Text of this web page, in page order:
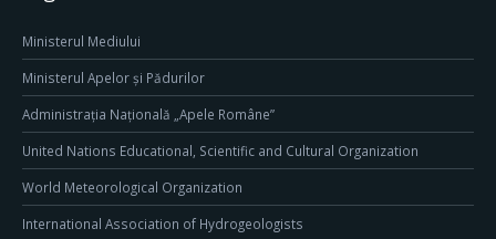
Ministerul Mediului
Ministerul Apelor și Pădurilor
Administrația Națională „Apele Române”
United Nations Educational, Scientific and Cultural Organization
World Meteorological Organization
International Association of Hydrogeologists